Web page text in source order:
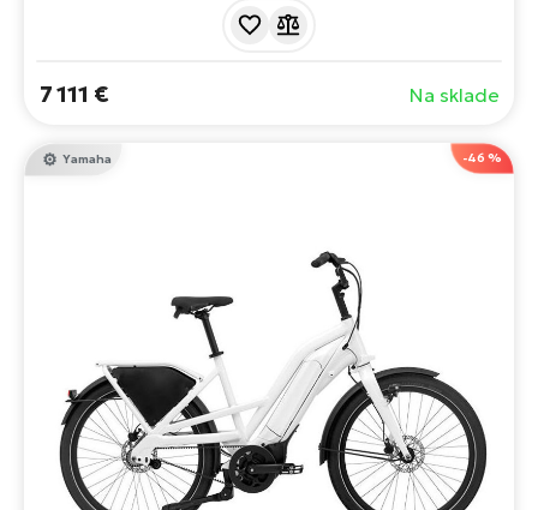
batérií pre maximálny dojazd a brzdový systém ABS. Až
7 111 € Na sklade
-46 %
Yamaha